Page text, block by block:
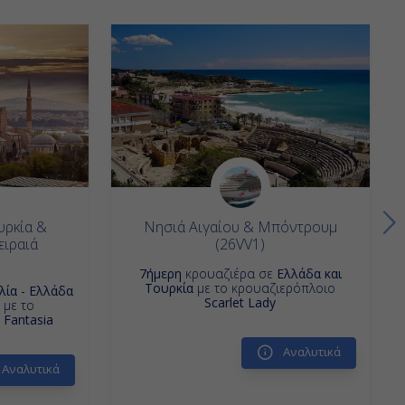
&
- Ελλάδα
με το
Fantasia
Νησιά Αιγαίου & Μπόντρουμ
(26VV1)
7ήμερη κρουαζιέρα σε Ελλάδα και
Τουρκία με το κρουαζιερόπλοιο
Scarlet Lady
Αναλυτικά